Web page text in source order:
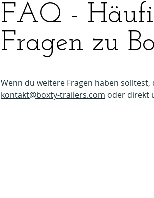
FAQ -
Fragen zu
Wenn du weitere Fragen haben
kontakt@boxty-trailers.com oder direkt